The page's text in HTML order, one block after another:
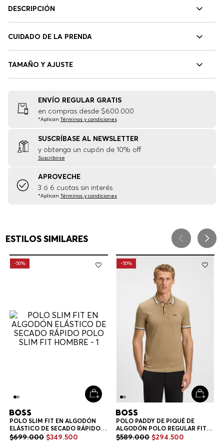
DESCRIPCIÓN
CUIDADO DE LA PRENDA
TAMAÑO Y AJUSTE
ENVÍO REGULAR GRATIS
en compras desde $600.000
*Aplican Términos y condiciones
SUSCRÍBASE AL NEWSLETTER
y obtenga un cupón de 10% off
Suscribirse
APROVECHE
3 ó 6 cuotas sin interés
*Aplican Términos y condiciones
ESTILOS SIMILARES
-50%
POLO SLIM FIT EN ALGODÓN
ELÁSTICO DE SECADO RÁPIDO
POLO SLIM FIT HOMBRE
$699.000 $349.500
-50%
POLO PADDY DE PIQUÉ DE
ALGODÓN POLO REGULAR FIT
HOMBRE
$589.000 $294.500